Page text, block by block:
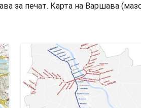
за печат. Карта на Варшава